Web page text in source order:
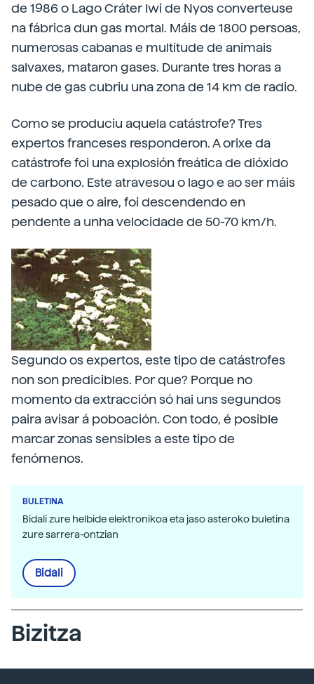
de 1986 o Lago Cráter Iwi de Nyos converteuse
na fábrica dun gas mortal. Máis de 1800 persoas,
numerosas cabanas e multitude de animais
salvaxes, mataron gases. Durante tres horas a
nube de gas cubriu una zona de 14 km de radio.
Como se produciu aquela catástrofe? Tres
expertos franceses responderon. A orixe da
catástrofe foi una explosión freática de dióxido
de carbono. Este atravesou o lago e ao ser máis
pesado que o aire, foi descendendo en
pendente a unha velocidade de 50-70 km/h.
Segundo os expertos, este tipo de catástrofes
non son predicibles. Por que? Porque no
momento da extracción só hai uns segundos
paira avisar á poboación. Con todo, é posible
marcar zonas sensibles a este tipo de
fenómenos.
BULETINA
Bidali zure helbide elektronikoa eta jaso asteroko buletina
zure sarrera-ontzian
Bidali
Bizitza